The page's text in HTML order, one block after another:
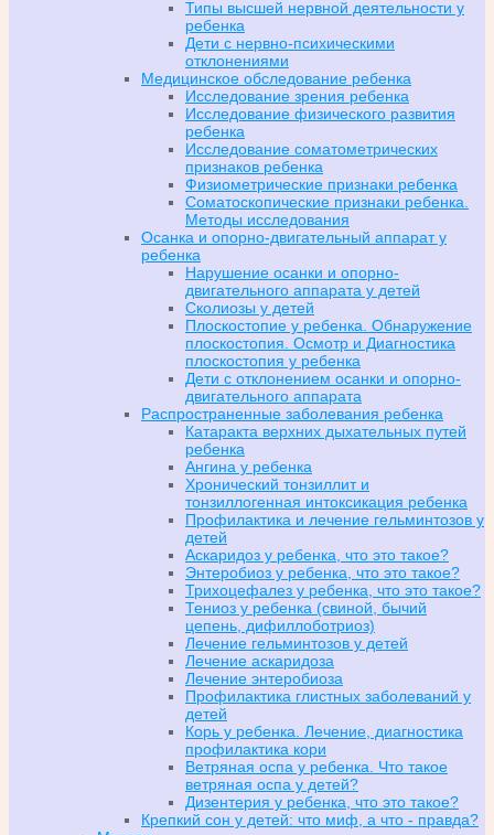
Типы высшей нервной деятельности у
ребенка
Дети с нервно-психическими
отклонениями
Медицинское обследование ребенка
Исследование зрения ребенка
Исследование физического развития
ребенка
Исследование соматометрических
признаков ребенка
Физиометрические признаки ребенка
Соматоскопические признаки ребенка.
Методы исследования
Осанка и опорно-двигательный аппарат у
ребенка
Нарушение осанки и опорно-
двигательного аппарата у детей
Сколиозы у детей
Плоскостопие у ребенка. Обнаружение
плоскостопия. Осмотр и Диагностика
плоскостопия у ребенка
Дети с отклонением осанки и опорно-
двигательного аппарата
Распространенные заболевания ребенка
Катаракта верхних дыхательных путей
ребенка
Ангина у ребенка
Хронический тонзиллит и
тонзиллогенная интоксикация ребенка
Профилактика и лечение гельминтозов у
детей
Аскаридоз у ребенка, что это такое?
Энтеробиоз у ребенка, что это такое?
Трихоцефалез у ребенка, что это такое?
Тениоз у ребенка (свиной, бычий
цепень, дифиллоботриоз)
Лечение гельминтозов у детей
Лечение аскаридоза
Лечение энтеробиоза
Профилактика глистных заболеваний у
детей
Корь у ребенка. Лечение, диагностика
профилактика кори
Ветряная оспа у ребенка. Что такое
ветряная оспа у детей?
Дизентерия у ребенка, что это такое?
Крепкий сон у детей: что миф, а что - правда?